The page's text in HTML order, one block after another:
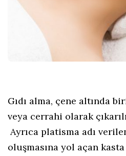
Gıdı alma, çene altında
veya cerrahi olarak
Ayrıca platisma adı
oluşmasına yol açan